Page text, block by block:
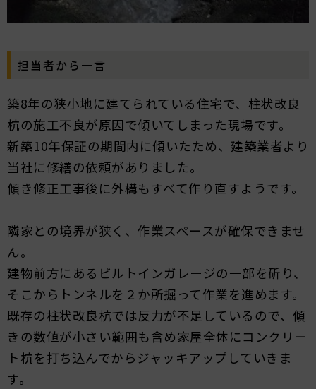
担当者から一言
築8年の狭小地に建てられている住宅で、柱状改良
杭の施工不良が原因で傾いてしまった現場です。
新築10年保証の期間内に傾いたため、建築業者より
当社に修繕の依頼がありました。
傾き修正工事後に外構もすべて作り直すようです。
隣家との境界が狭く、作業スペースが確保できませ
ん。
建物前方にあるビルトインガレージの一部を斫り、
そこからトンネルを２か所掘って作業を進めます。
既存の柱状改良杭では反力が不足しているので、傾
きの数値が小さい範囲も含め家屋全体にコンクリー
ト杭を打ち込んでからジャッキアップしていきま
す。